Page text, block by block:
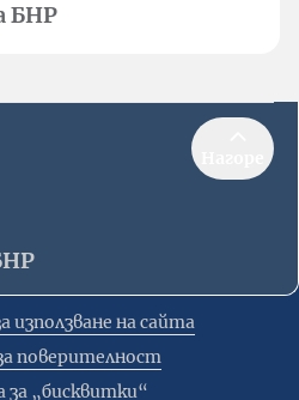
БНР
използване на сайта
поверителност
„бисквитки“